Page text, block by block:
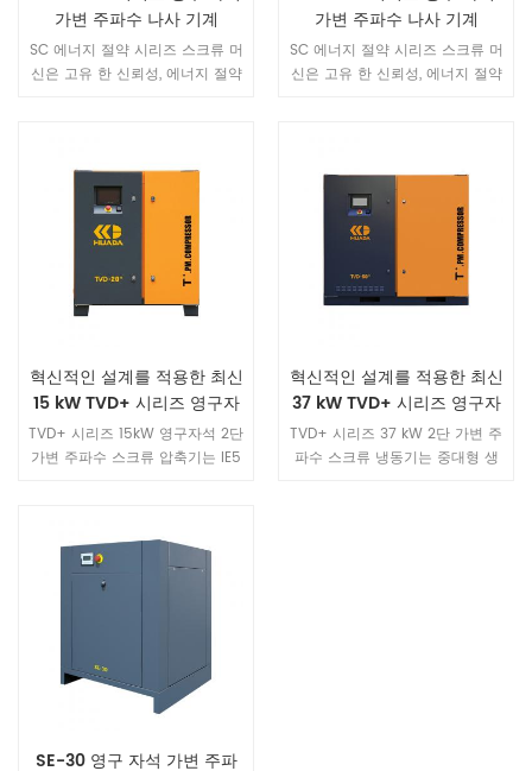
가변 주파수 나사 기계
SC 에너지 절약 시리즈 스크류 머
신은 고유 한 신뢰성, 에너지 절약
응하여 다양한 산업의 가스 요구
를 충족시킬 수 있습니다.
가변 주파수 나사 기계
SC 에너지 절약 시리즈 스크류 머
신은 고유 한 신뢰성, 에너지 절약
응하여 다양한 산업의 가스 요구
를 충족시킬 수 있습니다.
혁신적인 설계를 적용한 최신
15 kW TVD+ 시리즈 영구자
석 2단 가변 주파수 스크류
공기 압축기
TVD+ 시리즈 15kW 영구자석 2단
가변 주파수 스크류 압축기는 IE5
소 규모 생산 라인에 안정적이고
깨끗하며 에너지 효율적인 압축
혁신적인 설계를 적용한 최신
37 kW TVD+ 시리즈 영구자
석 2단 가변 주파수 스크류
공기 압축기
TVD+ 시리즈 37 kW 2단 가변 주
파수 스크류 냉동기는 중대형 생
SE-30 영구 자석 가변 주파